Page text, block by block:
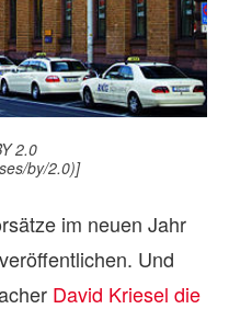
2.0
by/2.0)]
im neuen Jahr
Und
David Kriesel die